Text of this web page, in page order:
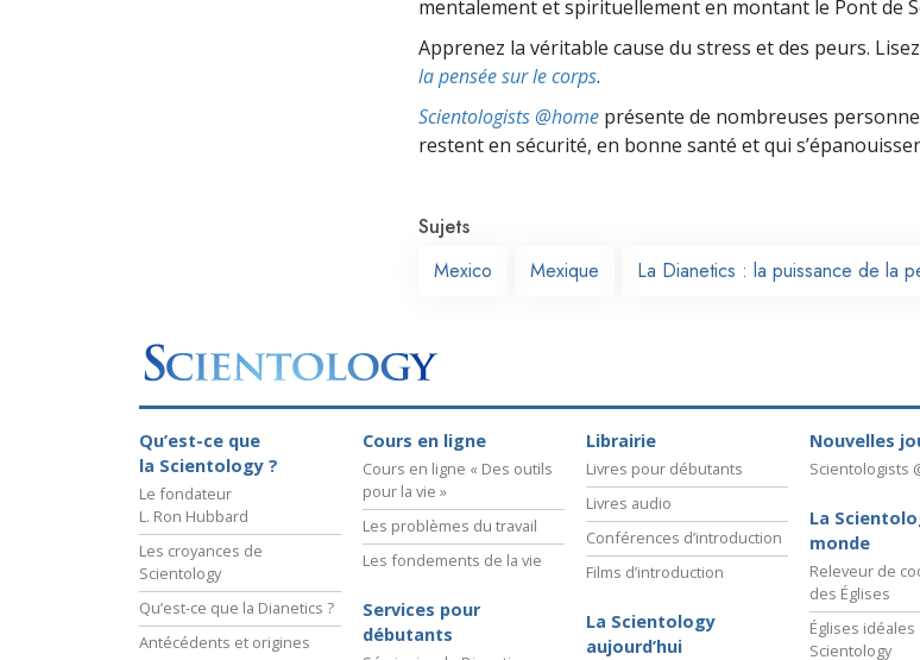
mentalement et spirituellement en montant le Pont de
Apprenez la véritable cause du stress et des peurs. Lisez
la pensée sur le corps.
Scientologists @home présente de nombreuses
restent en sécurité, en bonne santé et qui
Sujets
Mexico
Mexique La Dianetics : la puissance de la
Qu’est-ce que
la Scientology ?
Le fondateur
L. Ron Hubbard
Les croyances de
Scientology
Qu’est-ce que la Dianetics ?
Antécédents et origines
Cours en ligne
Cours en ligne « Des outils
pour la vie »
Les problèmes du travail
Les fondements de la vie
Services pour
débutants
Librairie
Livres pour débutants
Livres audio
Conférences d’introduction
Films d’introduction
La Scientology
aujourd’hui
Nouvelles
Scientologists
La
monde
Releveur de
des Églises
Églises idéales
Scientology